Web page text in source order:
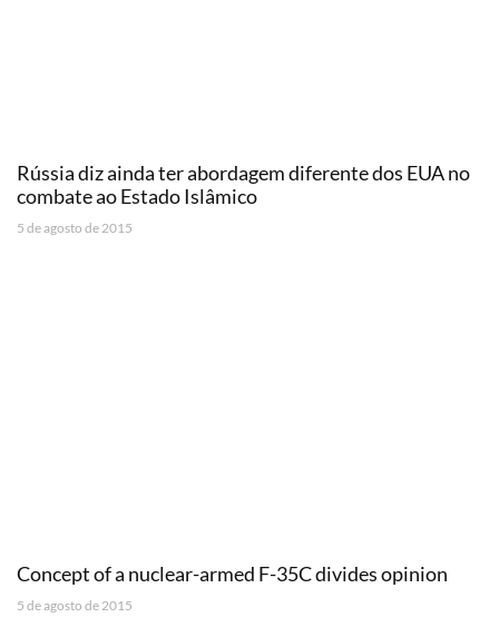
Rússia diz ainda ter abordagem diferente dos EUA no
combate ao Estado Islâmico
5 de agosto de 2015
Concept of a nuclear-armed F-35C divides opinion
5 de agosto de 2015